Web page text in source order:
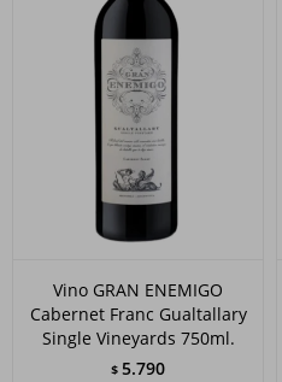
Vino GRAN ENEMIGO
Cabernet Franc Gualtallary
Single Vineyards 750ml.
$ 5.790